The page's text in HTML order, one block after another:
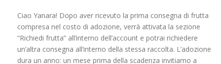
Ciao Yanara! Dopo aver ricevuto la prima consegna di frutta
compresa nel costo di adozione, verrà attivata la sezione
“Richiedi frutta” all’interno dell’account e potrai richiedere
un’altra consegna all’interno della stessa raccolta. L’adozione
dura un anno: un mese prima della scadenza invitiamo a